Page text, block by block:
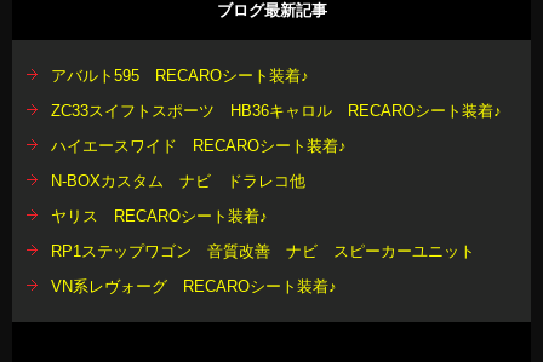
ブログ最新記事
アバルト595 RECAROシート装着♪
ZC33スイフトスポーツ HB36キャロル RECAROシート装着♪
ハイエースワイド RECAROシート装着♪
N-BOXカスタム ナビ ドラレコ他
ヤリス RECAROシート装着♪
RP1ステップワゴン 音質改善 ナビ スピーカーユニット
VN系レヴォーグ RECAROシート装着♪